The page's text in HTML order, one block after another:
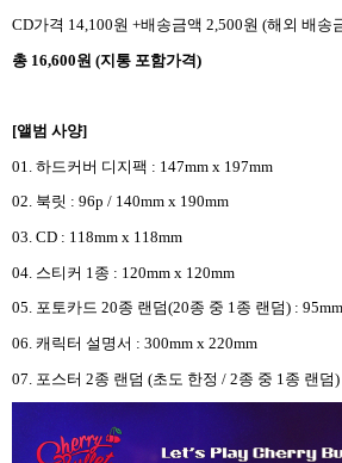
CD가격 14,100원 +배송금액 2,500원 (해외 배송
총 16,600원 (지통 포함가격)
[앨범 사양]
01. 하드커버 디지팩 : 147mm x 197mm
02. 북릿 : 96p / 140mm x 190mm
03. CD : 118mm x 118mm
04. 스티커 1 종 : 120mm x 120mm
05. 포토카드 20종 랜덤(20종 중 1종 랜덤) :
06. 캐릭터 설명서 : 300mm x 220mm
07. 포스터 2종 랜덤 (초도 한정 / 2종 중 1 종 랜덤